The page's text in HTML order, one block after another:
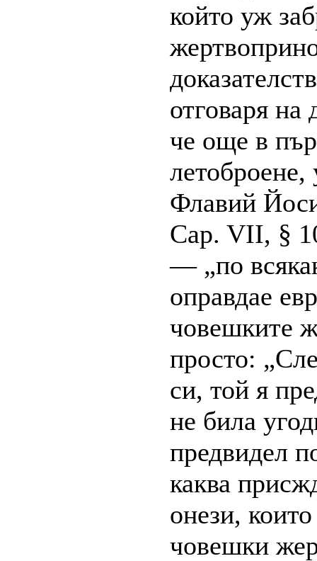
който уж
отговаря на
че още в
Флавий
Cap. VII, §
— „по
оправдае
човешките
просто:
си, той я
не била
предвидел
каква
онези,
човешки